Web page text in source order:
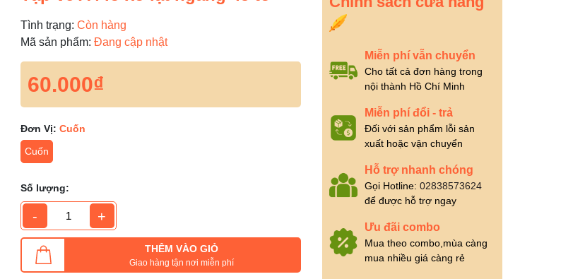
Tình trạng: Còn hàng
Mã sản phẩm: Đang cập nhật
60.000₫
Đơn Vị: Cuốn
Cuốn
Số lượng:
- +
THÊM VÀO GIỎ
Giao hàng tận nơi miễn phí
Miễn phí vẫn chuyển
Cho tất cả đơn hàng trong
nội thành Hồ Chí Minh
Miễn phí đổi - trả
Đối với sản phẩm lỗi sản
xuất hoặc vận chuyển
Hỗ trợ nhanh chóng
Gọi Hotline: 02838573624
để được hỗ trợ ngay
Ưu đãi combo
Mua theo combo,mùa càng
mua nhiều giá càng rẻ